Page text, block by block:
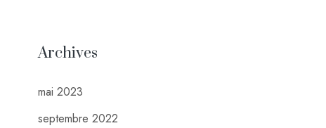
Archives
mai 2023
septembre 2022